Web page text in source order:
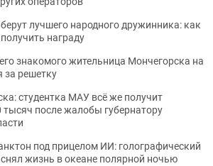
лучшего народного дружинника: как
награду
знакомого жительница Мончегорска на
за решетку
студентка МАУ всё же получит
после жалобы губернатору
под прицелом ИИ: голографический
жизнь в океане полярной ночью